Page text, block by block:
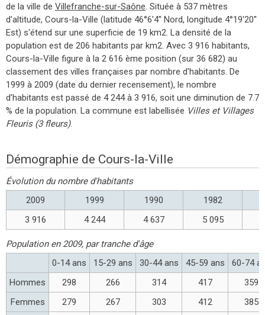
de la ville de Villefranche-sur-Saône. Située à 537 mètres
d'altitude, Cours-la-Ville (latitude 46°6'4'' Nord, longitude 4°19'20''
Est) s'étend sur une superficie de 19 km2. La densité de la
population est de 206 habitants par km2. Avec 3 916 habitants,
Cours-la-Ville figure à la 2 616 ème position (sur 36 682) au
classement des villes françaises par nombre d'habitants. De
1999 à 2009 (date du dernier recensement), le nombre
d'habitants est passé de 4 244 à 3 916, soit une diminution de 7.7
% de la population. La commune est labellisée Villes et Villages
Fleuris (3 fleurs).
Démographie de Cours-la-Ville
Évolution du nombre d'habitants
2009
1999 1990 1982
3 916
4 244 4 637 5 095
Population en 2009, par tranche d'âge
0-14 ans
15-29 ans 30-44 ans 45-59 ans
60-74
Hommes
298 266 314 417
359
Femmes
279 267 303 412
385